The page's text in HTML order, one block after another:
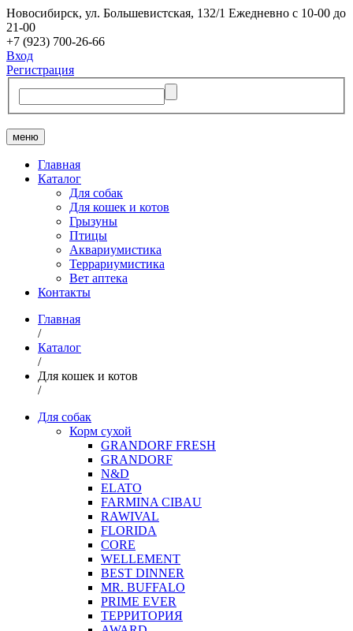
Новосибирск, ​ул. Большевистская, 132/1 Ежедневно с 10-00 до
21-00
+7 (923) 700-26-66
Вход
Регистрация
меню
Главная
Каталог
Для собак
Для кошек и котов
Грызуны
Птицы
Аквариумистика
Террариумистика
Вет аптека
Контакты
Главная
/
Каталог
/
Для кошек и котов
/
Для собак
Корм сухой
GRANDORF FRESH
GRANDORF
N&D
ELATO
FARMINA CIBAU
RAWIVAL
FLORIDA
CORE
WELLEMENT
BEST DINNER
MR. BUFFALO
PRIME EVER
ТЕРРИТОРИЯ